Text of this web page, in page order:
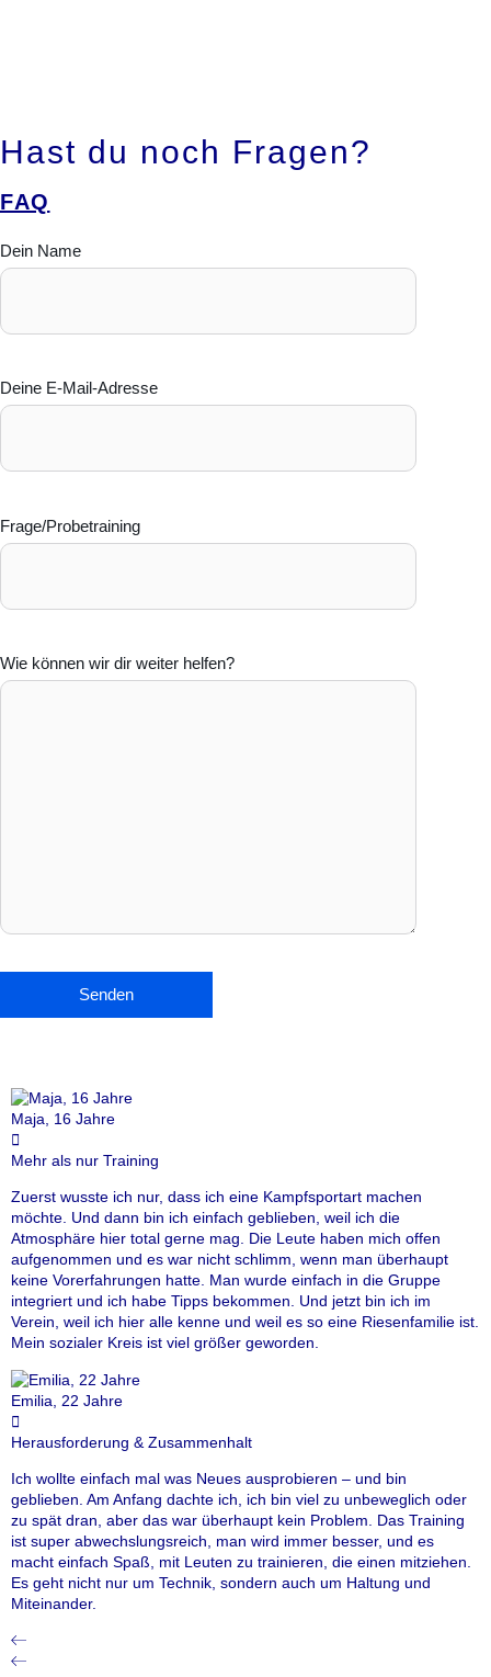
Hast du noch Fragen?
FAQ
Dein Name
Deine E-Mail-Adresse
Frage/Probetraining
Wie können wir dir weiter helfen?
Maja, 16 Jahre
Mehr als nur Training
Zuerst wusste ich nur, dass ich eine Kampfsportart machen
möchte. Und dann bin ich einfach geblieben, weil ich die
Atmosphäre hier total gerne mag. Die Leute haben mich offen
aufgenommen und es war nicht schlimm, wenn man überhaupt
keine Vorerfahrungen hatte. Man wurde einfach in die Gruppe
integriert und ich habe Tipps bekommen. Und jetzt bin ich im
Verein, weil ich hier alle kenne und weil es so eine Riesenfamilie ist.
Mein sozialer Kreis ist viel größer geworden.
Emilia, 22 Jahre
Herausforderung & Zusammenhalt
Ich wollte einfach mal was Neues ausprobieren – und bin
geblieben. Am Anfang dachte ich, ich bin viel zu unbeweglich oder
zu spät dran, aber das war überhaupt kein Problem. Das Training
ist super abwechslungsreich, man wird immer besser, und es
macht einfach Spaß, mit Leuten zu trainieren, die einen mitziehen.
Es geht nicht nur um Technik, sondern auch um Haltung und
Miteinander.